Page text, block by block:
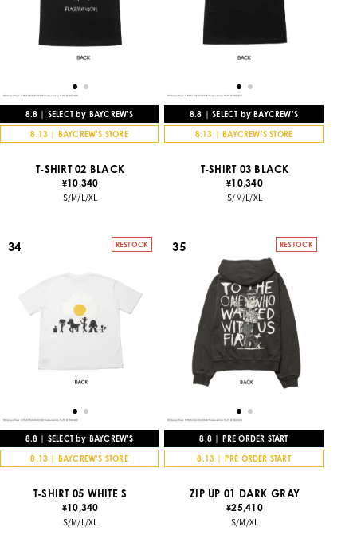
8.8 | SELECT by BAYCREW’S
8.13 | BAYCREW’S STORE
T-SHIRT 02 BLACK
¥10,340
S/M/L/XL
8.8 | SELECT by BAYCREW’S
8.13 | BAYCREW’S STORE
T-SHIRT 03 BLACK
¥10,340
S/M/L/XL
34 RESTOCK
8.8 | SELECT by BAYCREW’S
8.13 | BAYCREW’S STORE
T-SHIRT 05 WHITE S
¥10,340
S/M/L/XL
35 RESTOCK
8.8 | PRE ORDER START
8.13 | PRE ORDER START
ZIP UP 01 DARK GRAY
¥25,410
S/M/XL